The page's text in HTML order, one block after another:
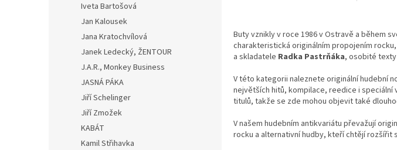
Iveta Bartošová
Jan Kalousek
Jana Kratochvílová
Janek Ledecký, ŽENTOUR
J.A.R., Monkey Business
JASNÁ PÁKA
Jiří Schelinger
Jiří Zmožek
KABÁT
Kamil Střihavka
Buty vznikly v roce 1986 v Ostravě a během
charakteristická originálním propojením
a skladatele Radka Pastrňáka, osobité
V této kategorii naleznete originální hudební
největších hitů, kompilace, reedice i speciální
titulů, takže se zde mohou objevit také
V našem hudebním antikvariátu převažují
rocku a alternativní hudby, kteří chtějí rozšířit